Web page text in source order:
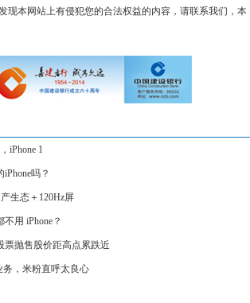
现本网站上有侵犯您的合法权益的内容，请联系我们，本
iPhone 1
吗？
生态＋120Hz屏
用 iPhone？
票抛售股价距高点累跌近
务，米粉直呼太良心